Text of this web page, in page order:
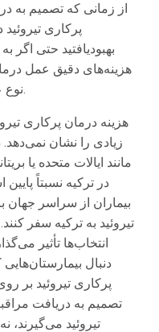
پرکاری
بهبودیافتید حتی اگر
هزینه‌های دقیق عمل
نوع عمل جراحی انجام‌شده بستگی دارد.
زیادی را نشان نمی‌دهد.
مانند ایالات متحده یا
در ترکیه نسبتاً
بیماران از سراسر
تیروئید به ترکیه سفر
انتخاب‌ها تأثیر
دنبال
پرکاری تیروئید بر
تصمیم به دریافت
تیروئید می‌گیرند،